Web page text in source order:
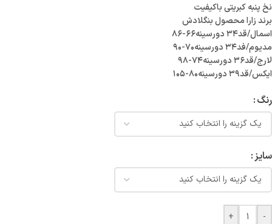
نخ پنبه کبریتی باکیفیت
برند زارا محصول بنگلادش
اسمال/قد۳۴ دورسینه۶۶-۸۶
مدیوم/فد۳۴ دورسینه۷۰-۹۰
لارج/قد۳۶ دورسینه۷۴-۹۸
ایکس/قد۳۹ دورسینه۸۰-۱۰۵
رنگ
سایز
-
+